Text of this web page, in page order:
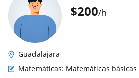
$200/h
Guadalajara
Matemáticas: Matemáticas básicas